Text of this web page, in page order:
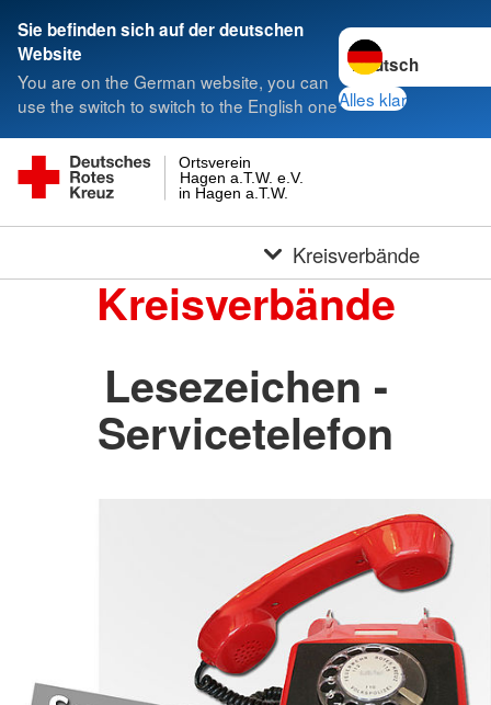
Sie befinden sich auf der deutschen
Website
You are on the German website, you can
use the switch to switch to the English one
Sprache wechseln
Alles klar
in Hagen a.T.W.
Hagen a.T.W. e.V.
Ortsverein
Kreisverbände
Kreisverbände
Lesezeichen -
Servicetelefon